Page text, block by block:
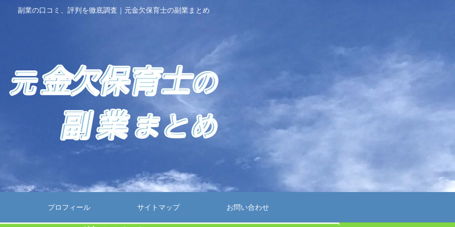
副業の口コミ、評判を徹底調査｜元金欠保育士の副業まとめ
プロフィール サイトマップ お問い合わせ